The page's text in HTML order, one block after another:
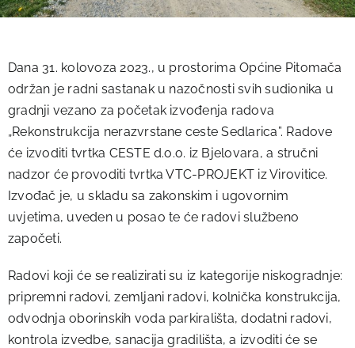
Dana 31. kolovoza 2023., u prostorima Općine Pitomača
održan je radni sastanak u nazočnosti svih sudionika u
gradnji vezano za početak izvođenja radova
„Rekonstrukcija nerazvrstane ceste Sedlarica”. Radove
će izvoditi tvrtka CESTE d.o.o. iz Bjelovara, a stručni
nadzor će provoditi tvrtka VTC-PROJEKT iz Virovitice.
Izvođač je, u skladu sa zakonskim i ugovornim
uvjetima, uveden u posao te će radovi službeno
započeti.
Radovi koji će se realizirati su iz kategorije niskogradnje:
pripremni radovi, zemljani radovi, kolnička konstrukcija,
odvodnja oborinskih voda parkirališta, dodatni radovi,
kontrola izvedbe, sanacija gradilišta, a izvoditi će se